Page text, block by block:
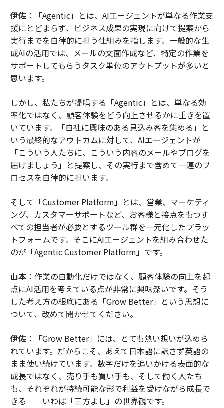
伊佐：「Agentic」とは、AIエージェントが単なる作業支
援にとどまらず、ビジネス成果の実現に向けて提案から
実行までを自律的に担う仕組みを指します。一般的な生
成AIの活用では、メールの文面作成など、特定の作業を
サポートしてもらうタスク単位のアウトプットが多いと
思います。
しかし、私たちが提唱する「Agentic」とは、単なる効
率化ではなく、顧客体験をどう向上させるかに重きを置
いています。「自社に興味のある見込み客を集める」と
いう最終的なアウトカムに対して、AIエージェントが
「こういう人たちに、こういう内容のメールやブログを
届けましょう」と提案し、その実行まで含めて一連のプ
ロセスを自律的に担います。
そして「Customer Platform」とは、営業、マーケティ
ング、カスタマーサポートなど、お客様と接点をもつす
べての担当者が必要とするツール群を一元化したプラッ
トフォームです。そこにAIエージェントを組み合わせた
のが「Agentic Customer Platform」です。
山本：作業の自動化だけではなく、顧客体験の向上を起
点にAI活用を考えている点が非常に興味深いです。そう
した考え方の根底にある「Grow Better」という思想に
ついて、改めて聞かせてください。
伊佐：「Grow Better」には、とても熱い想いが込めら
れています。だからこそ、あえて日本語に訳さず英語の
まま使い続けています。数字だけを追いかける表面的な
成長ではなく、売り手も買い手も、そして働く人たち
も、それぞれが持続可能な形で利益を受けながら成長で
きる──いわば「三方よし」の世界観です。